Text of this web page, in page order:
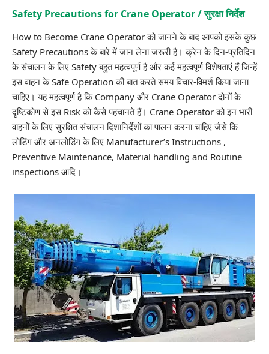
Safety Precautions for Crane Operator / सुरक्षा निर्देश
How to Become Crane Operator को जानने के बाद आपको इसके कुछ
Safety Precautions के बारे में जान लेना जरूरी है। क्रेन के दिन-प्रतिदिन
के संचालन के लिए Safetyबहुत महत्वपूर्ण है और कई महत्वपूर्ण विशेषताएं हैं जिन्हें
इस वाहन के Safe Operation की बात करते समय विचार-विमर्श किया जाना
चाहिए। यह महत्वपूर्ण है कि Company और Crane Operator दोनों के
दृष्टिकोण से इस Risk को कैसे पहचानते हैं। Crane Operator को इन भारी
वाहनों के लिए सुरक्षित संचालन दिशानिर्देशों का पालन करना चाहिए जैसे कि
लोडिंग और अनलोडिंग के लिए Manufacturer’s Instructions ,
Preventive Maintenance, Material handling and Routine
inspections आदि।